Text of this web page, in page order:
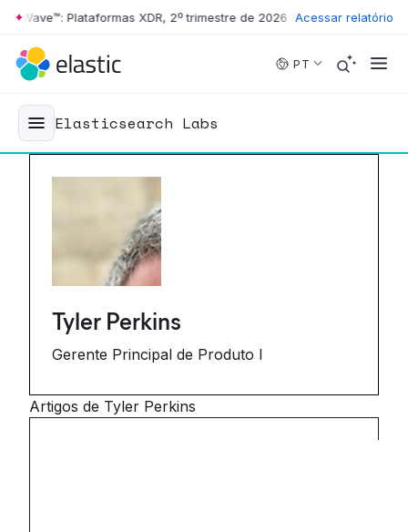
Skip to main content
Plataformas XDR, 2º trimestre de 2026 • The Forrester Wave™:
Acessar relatório
PT
Elasticsearch Labs
Tyler Perkins
Gerente Principal de Produto I
Artigos de Tyler Perkins